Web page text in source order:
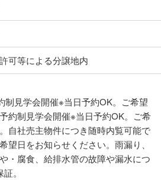
可等による分譲地内
制見学会開催※当日予約OK。ご希望
約制見学会開催※当日予約OK。ご希
自社売主物件につき随時内覧可能で
望日をお知らせください。雨漏り、
・腐食、給排水管の故障や漏水につ
。